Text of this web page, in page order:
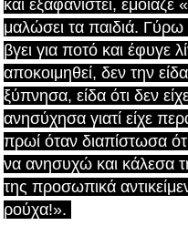
και εξαφανιστεί,
μαλώσει τα παιδιά. Γύρω
βγει για ποτό και έφυγε
αποκοιμηθεί, δεν την
ξύπνησα, είδα ότι δεν
ανησύχησα γιατί είχε
πρωί όταν διαπίστωσα
να ανησυχώ και κάλεσα
της προσωπικά
ρούχα!».